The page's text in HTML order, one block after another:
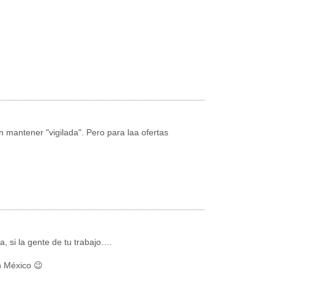
mantener "vigilada". Pero para laa ofertas
si la gente de tu trabajo….
México 😉